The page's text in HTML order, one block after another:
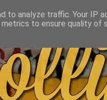
to analyze traffic. Your IP
to ensure quality of